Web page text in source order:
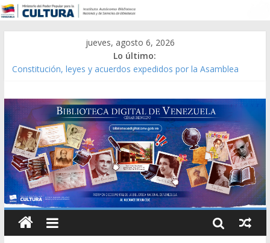
jueves, agosto 6, 2026
Lo último:
Catálogo temático de obras de Modesta Bor
Una Parálisis [material gráfico]
Modesta Bor Sánchez [material gráfico]
Gaceta Oficial de la República de Venezuela año CXXXIII Mes V,
Caracas 09 de marzo de 2006 N° 38.394